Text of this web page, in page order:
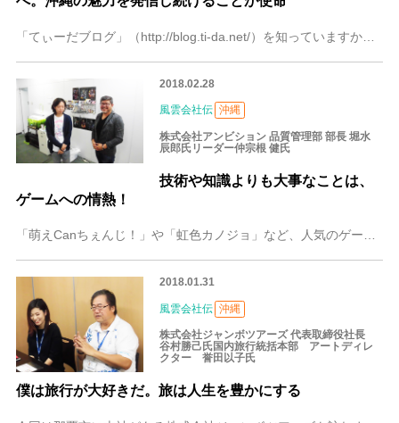
「てぃーだブログ」（http://blog.ti-da.net/）を知っていますか？沖縄以外ではあまり馴染みがないものかもしれませんが、沖縄では絶大な知名度を誇
2018.02.28
風雲会社伝 沖縄
株式会社アンビション 品質管理部 部長 堀水
辰郎氏リーダー仲宗根 健氏
技術や知識よりも大事なことは、
ゲームへの情熱！
2018.01.31
風雲会社伝 沖縄
株式会社ジャンボツアーズ 代表取締役社長
谷村勝己氏国内旅行統括本部 アートディレ
クター 誉田以子氏
僕は旅行が大好きだ。旅は人生を豊かにする